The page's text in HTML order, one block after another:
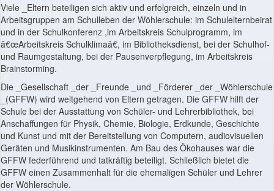
Viele _Eltern beteiligen sich aktiv und erfolgreich, einzeln und in
Arbeitsgruppen am Schulleben der Wöhlerschule: im Schulelternbeirat
und in der Schulkonferenz ,im Arbeitskreis Schulprogramm, im
â€œArbeitskreis Schulklimaâ€, im Bibliotheksdienst, bei der Schulhof-
und Raumgestaltung, bei der Pausenverpflegung, im Arbeitskreis
Brainstorming.
Die _Gesellschaft _der _Freunde _und _Förderer _der _Wöhlerschule
_(GFFW) wird weitgehend von Eltern getragen. Die GFFW hilft der
Schule bei der Ausstattung von Schüler- und Lehrerbibliothek, bei
Anschaffungen für Physik, Chemie, Biologie, Erdkunde, Geschichte
und Kunst und mit der Bereitstellung von Computern, audiovisuellen
Geräten und Musikinstrumenten. Am Bau des Ökohauses war die
GFFW federführend und tatkräftig beteiligt. Schließlich bietet die
GFFW einen Zusammenhalt für die ehemaligen Schüler und Lehrer
der Wöhlerschule.